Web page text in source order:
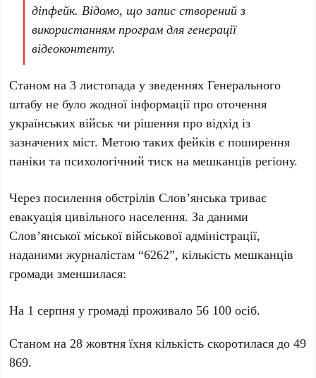
діпфейк. Відомо, що запис створений з
використанням програм для генерації
відеоконтенту.
Станом на3 листопада у зведеннях Генерального
штабу не було жодної інформації про оточення
українських військ чи рішення про відхід із
зазначених міст. Метою таких фейків є поширення
паніки та психологічний тиск на мешканців регіону.
Через посилення обстрілів Слов’янська триває
евакуація цивільного населення. За даними
Слов’янської міської військової адміністрації,
наданими журналістам “6262”, кількість мешканців
громади зменшилася:
На 1 серпня у громаді проживало 56 100 осіб.
Станом на 28 жовтня їхня кількість скоротилася до49
869.